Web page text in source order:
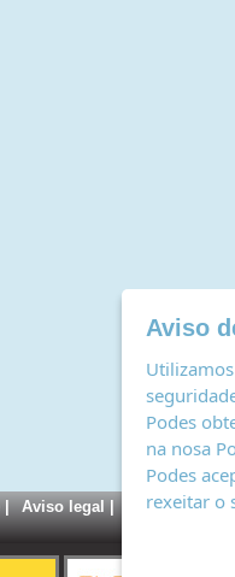
| Aviso legal| Política de
Aviso
Podes
na nosa
Podes
rexeitar o